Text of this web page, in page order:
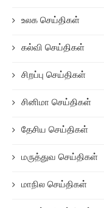
உலக செய்திகள்
கல்வி செய்திகள்
சிறப்பு செய்திகள்
சினிமா செய்திகள்
தேசிய செய்திகள்
மருத்துவ செய்திகள்
மாநில செய்திகள்